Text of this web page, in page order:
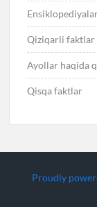
Qiziqarli faktlar
Ayollar haqida
Qisqa faktlar
Proudly